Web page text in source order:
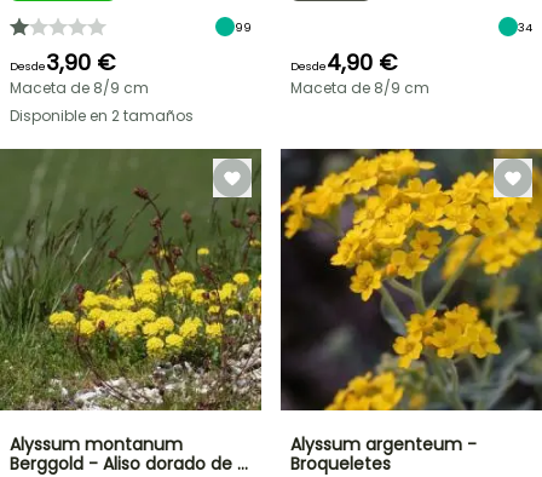
99
Desde3,90 €
Maceta de 8/9 cm
Disponible en 2 tamaños
34
Desde4,90 €
Maceta de 8/9 cm
Alyssum montanum
Berggold - Aliso dorado de …
Alyssum argenteum -
Broqueletes